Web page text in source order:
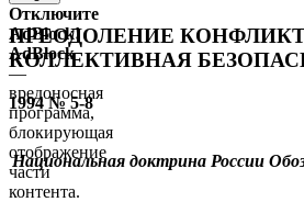
Отключите
AdBlock!
AdBlock
—
вредоносная
программа,
блокирующая
отображение
части
контента.
ПРЕОДОЛЕНИЕ
КОЛЛЕКТИВНАЯ
1994 № 5-8
Национальная доктрина России